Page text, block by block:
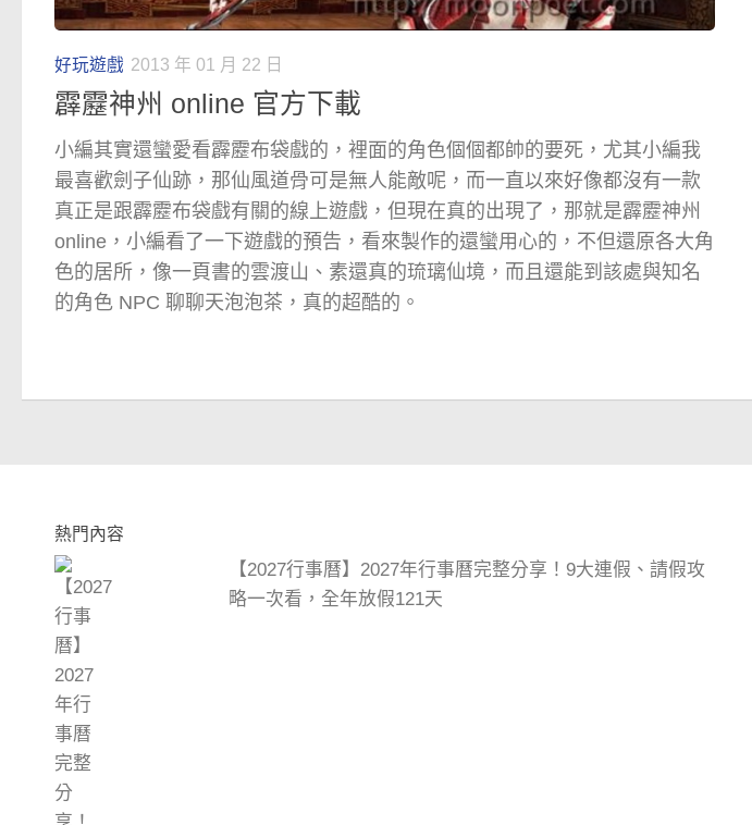
好玩遊戲 2013 年 01 月 22 日
霹靂神州 online 官方下載
小編其實還蠻愛看霹靂布袋戲的，裡面的角色個個都帥的要死，尤其小編我
最喜歡劍子仙跡，那仙風道骨可是無人能敵呢，而一直以來好像都沒有一款
真正是跟霹靂布袋戲有關的線上遊戲，但現在真的出現了，那就是霹靂神州
online，小編看了一下遊戲的預告，看來製作的還蠻用心的，不但還原各大角
色的居所，像一頁書的雲渡山、素還真的琉璃仙境，而且還能到該處與知名
的角色 NPC 聊聊天泡泡茶，真的超酷的。
熱門內容
【2027行事曆】2027年行事曆完整分享！9大連假、請假攻
略一次看，全年放假121天